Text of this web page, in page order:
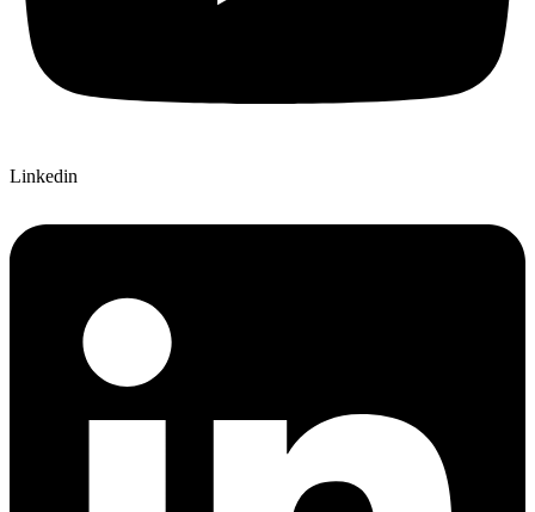
Linkedin